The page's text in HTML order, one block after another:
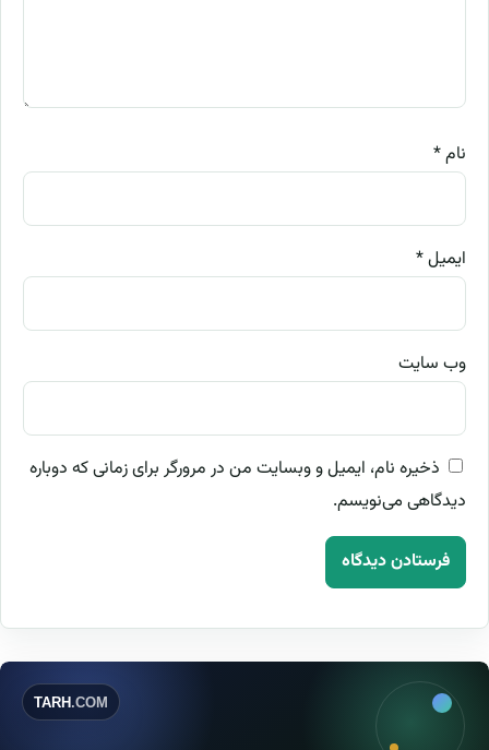
نام*
ایمیل*
وب‌ سایت
ذخیره نام، ایمیل و وبسایت من در مرورگر برای زمانی که دوباره
دیدگاهی می‌نویسم.
TARH.COM